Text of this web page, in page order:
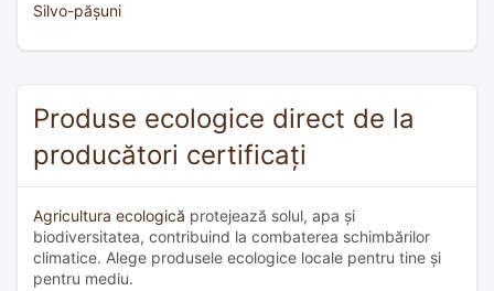
Silvo-pășuni
Produse ecologice direct de la
producători certificați
Agricultura ecologică protejează solul, apa și
biodiversitatea, contribuind la combaterea schimbărilor
climatice. Alege produsele ecologice locale pentru tine și
pentru mediu.